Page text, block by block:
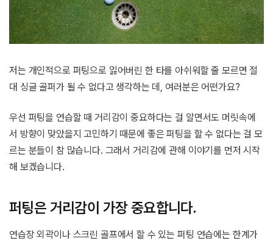
저는 개인적으로 퍼팅으로 잃어버린 한 타를 아쉬워할 줄 모르면 절
대 싱글 골퍼가 될 수 없다고 생각하는 데, 여러분은 어떤가요?
우선 퍼팅을 연습할 때 거리감이 중요하다는 걸 알면서도 머릿속에
서 방향이 맞았을지 고민하기 때문에 좋은 퍼팅을 할 수 없다는 걸 모
르는 분들이 참 많습니다. 그래서 거리감에 관해 이야기를 먼저 시작
해 보겠습니다.
퍼팅은 거리감이 가장 중요합니다.
연습장 외곽이나 스크린 골프에서 할 수 있는 퍼팅 연습에는 한계가